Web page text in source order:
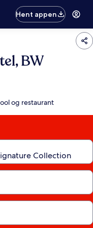
Hent appen
BW
og restaurant